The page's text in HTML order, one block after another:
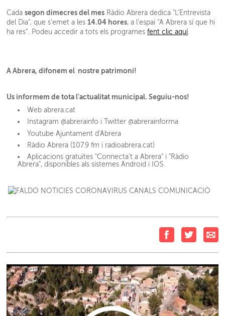
Cadasegon dimecres del mes Ràdio Abrera dedica "L'Entrevista
del Dia", que s'emet a les14.04 hores, a l’espai “A Abrera sí que hi
ha res”. Podeu accedir a tots els programesfent clic aquí.
A Abrera, difonem el nostre patrimoni!
Us informem de tota l'actualitat municipal. Seguiu-nos!
Web abrera.cat
Instagram @abrerainfo i Twitter @abrerainforma
Youtube Ajuntament d'Abrera
Ràdio Abrera (107.9 fm i radioabrera.cat)
Aplicacions gratuïtes "Connecta't a Abrera" i "Ràdio
Abrera", disponibles als sistemes Android i IOS.